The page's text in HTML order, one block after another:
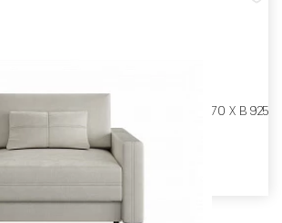
Ш 970 X Г 970 X В 925